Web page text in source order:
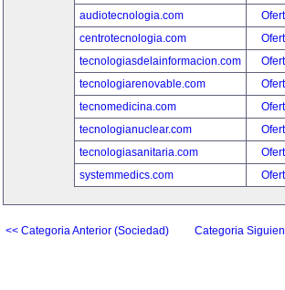
audiotecnologia.com
centrotecnologia.com
tecnologiasdelainformacion.com
tecnologiarenovable.com
tecnomedicina.com
tecnologianuclear.com
tecnologiasanitaria.com
systemmedics.com
<< Categoria Anterior (Sociedad) Categoria